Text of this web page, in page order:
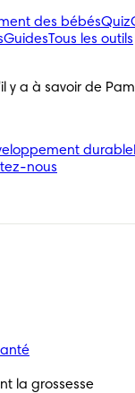
des bébésQuiz
GuidesTous les outils
y a à savoir de
durable
nous
la grossesse